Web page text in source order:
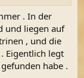
. In der
und liegen auf
, und die
Eigentlich legt
habe .